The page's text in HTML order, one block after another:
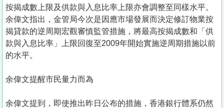
按揭成數上限及供款與入息比率上限亦會調整至同樣水平。
余偉文指出，金管局今次是因應市場發展而決定修訂物業按
揭貸款的逆周期宏觀審慎監管措施，將最高按揭成數和「供
款與入息比率」上限回復至2009年開始實施逆周期措施以前
的水平。
余偉文提醒市民量力而為
余偉文提到，即使推出昨日公布的措施，香港銀行體系仍然